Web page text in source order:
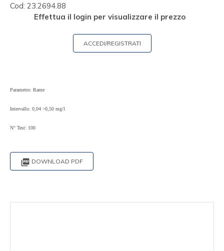
Cod: 23.2694.88
Effettua il login per visualizzare il prezzo
ACCEDI/REGISTRATI
Parametro: Rame
Intervallo: 0,04 ÷0,50 mg/l
N° Test: 100
 DOWNLOAD PDF